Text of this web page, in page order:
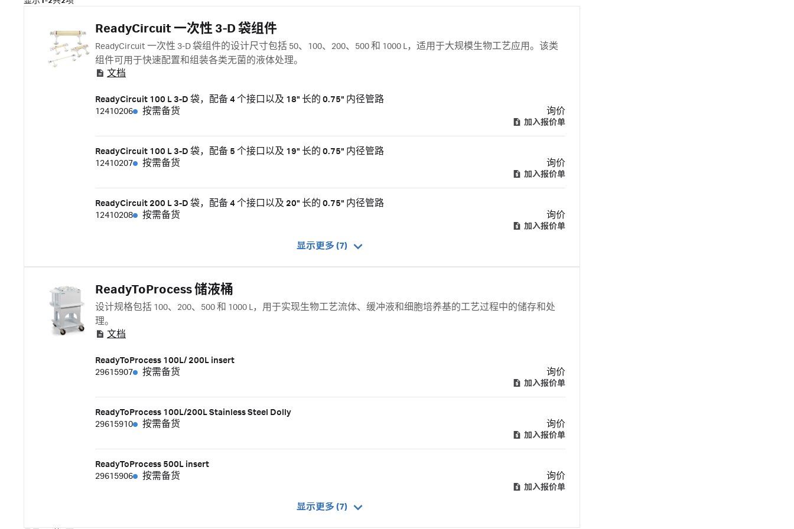
ReadyCircuit 一次性 3-D 袋组件
ReadyCircuit 一次性 3-D 袋组件的设计尺寸包括 50、100、200、500 和 1000 L，适用于大规模生物工艺应用。该类
组件可用于快速配置和组装各类无菌的液体处理。
文档
ReadyCircuit 100 L 3-D 袋，配备 4 个接口以及 18" 长的 0.75" 内径管路
12410206
按需备货 询价
加入报价单
ReadyCircuit 100 L 3-D 袋，配备 5 个接口以及 19" 长的 0.75" 内径管路
12410207
按需备货 询价
加入报价单
ReadyCircuit 200 L 3-D 袋，配备 4 个接口以及 20" 长的 0.75" 内径管路
12410208
按需备货 询价
加入报价单
显示更多 (7)
ReadyToProcess 储液桶
设计规格包括 100、200、500 和 1000 L，用于实现生物工艺流体、缓冲液和细胞培养基的工艺过程中的储存和处
理。
文档
ReadyToProcess 100L/ 200L insert
29615907
按需备货 询价
加入报价单
ReadyToProcess 100L/200L Stainless Steel Dolly
29615910
按需备货 询价
加入报价单
ReadyToProcess 500L insert
29615906
按需备货 询价
加入报价单
显示更多 (7)